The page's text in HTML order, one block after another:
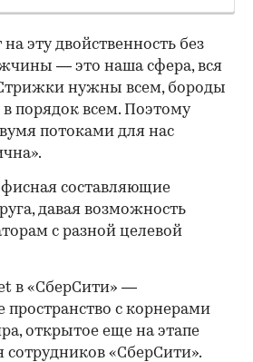
эту двойственность без
— это наша сфера, вся
нужны всем, бороды
порядок всем. Поэтому
потоками для нас
составляющие
давая возможность
с разной целевой
в «СберСити» —
пространство с корнерами
открытое еще на этапе
сотрудников «СберСити».